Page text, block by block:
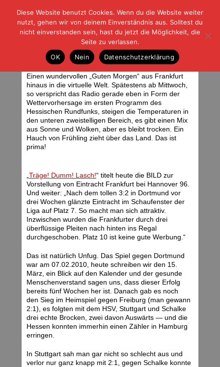
| | |BLOG-GFußball und der Rest
HOME|REGELN|IMPRESSUM |DATENSCHUTZ
Hallo Welt!
Montag, 15.03.10 | 06:26 Uhr
Einen wundervollen „Guten Morgen“ aus Frankfurt
hinaus in die virtuelle Welt. Spätestens ab Mittwoch,
so verspricht das Radio gerade eben in Form der
Wettervorhersage im ersten Programm des
Hessischen Rundfunks, steigen die Temperaturen in
den unteren zweistelligen Bereich, es gibt einen Mix
aus Sonne und Wolken, aber es bleibt trocken. Ein
Hauch von Frühling zieht über das Land. Das ist
prima!
Träge! Dumm! Lasch!“ titelt heute die BILD zur
Vorstellung von Eintracht Frankfurt bei Hannover 96.
Und weiter: „Nach dem tollen 3:2 in Dortmund vor
drei Wochen glänzte Eintracht im Schaufenster der
Liga auf Platz 7. So macht man sich attraktiv.
Inzwischen wurden die Frankfurter durch drei
überflüssige Pleiten nach hinten ins Regal
durchgeschoben. Platz 10 ist keine gute Werbung.“
Das ist natürlich Unfug. Das Spiel gegen Dortmund
war am 07.02.2010, heute schreiben wir den 15.
März, ein Blick auf den Kalender und der gesunde
Menschenverstand sagen uns, dass dieser Erfolg
bereits fünf Wochen her ist. Danach gab es noch
den Sieg im Heimspiel gegen Freiburg (man gewann
2:1), es folgten mit dem HSV, Stuttgart und Schalke
drei echte Brocken, zwei davon Auswärts — und die
Hessen konnten immerhin einen Zähler in Hamburg
erringen.
In Stuttgart sah man gar nicht so schlecht aus und
verlor nur ganz knapp mit 2:1, gegen Schalke konnte
Diese Website benutzt Cookies. Wenn du die Website weiter
nutzt, gehen wir von deinem Einverständnis aus. Solltest du
nicht einverstanden sein, hast du jetzt die Möglichkeit, die
Seite zu verlassen.
OK
Nein Datenschutzerklärung